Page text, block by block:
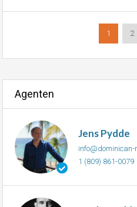
1 2
Agenten
Jens Pydde
info@dominican-
1 (809) 861-0079